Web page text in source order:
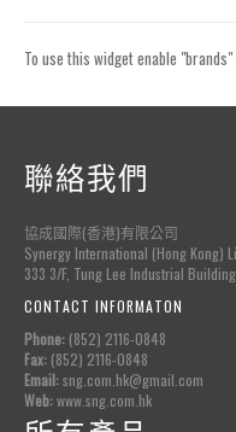
To use this widget enable
聯絡我們
協成國際(香港)有限公司
Synergy International (Hong Kong)
333 3/F, Tung Lee Industrial
CONTACT INFORMATON
Phone: (852) 2116-0848
Fax: (852) 2116-0848
Email:sng.com.hk@gmail.com
Web:www.sng.com.hk